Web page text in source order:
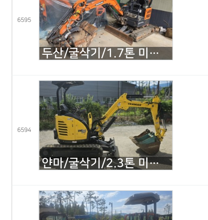
6595
두산/굴삭기/1.7톤 미니굴삭기/DX17Z 코끼리/2021년식
6594
얀마/굴삭기/2.3톤 미니굴삭기/VIO23/2020년식